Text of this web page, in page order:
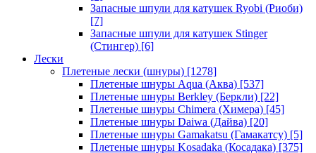
Запасные шпули для катушек Ryobi (Риоби)
[7]
Запасные шпули для катушек Stinger
(Стингер) [6]
Лески
Плетеные лески (шнуры) [1278]
Плетеные шнуры Aqua (Аква) [537]
Плетеные шнуры Berkley (Беркли) [22]
Плетеные шнуры Chimera (Химера) [45]
Плетеные шнуры Daiwa (Дайва) [20]
Плетеные шнуры Gamakatsu (Гамакатсу) [5]
Плетеные шнуры Kosadaka (Косадака) [375]